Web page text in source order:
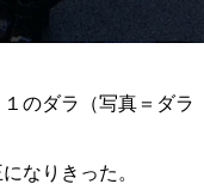
のダラ（写真＝ダラ
なりきった。